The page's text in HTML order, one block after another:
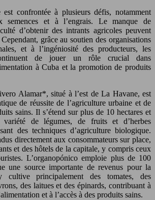
est confrontée à plusieurs défis, notamment
semences et à l’engrais. Le manque de
d’obtenir des intrants agricoles peuvent
grâce au soutien des organisations
et à l’ingéniosité des producteurs, les
de jouer un rôle crucial dans
à Cuba et la promotion de produits
Alamar*, situé à l’est de La Havane, est
de réussite de l’agriculture urbaine et de
sains. Il s’étend sur plus de 10 hectares et
de légumes, de fruits et d’herbes
des techniques d’agriculture biologique.
directement aux consommateurs sur place,
et des hôtels de la capitale, y compris ceux
L’organopónico emploie plus de 100
une source importante de revenus pour la
cultive principalement des tomates, des
des laitues et des épinards, contribuant à
et à l’accès à des produits sains.